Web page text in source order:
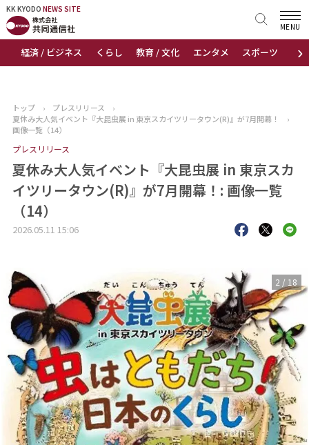
KK KYODO NEWS SITE
›
経済 / ビジネス くらし 教育 / 文化 エンタメ スポーツ 地域
MENU
KK KYODONEWS SITE
トップページ
ニュース
おすすめコンテンツ
出版物
会社概要
トップ › プレスリリース
›
夏休み大人気イベント『大昆虫展 in 東京スカイツリータウン(R)』が7月開幕！
›
画像一覧（14）
プレスリリース
夏休み大人気イベント『大昆虫展 in 東京スカ
イツリータウン(R)』が7月開幕！: 画像一覧
（14）
2026.05.11 15:06
前 次
3 / 18